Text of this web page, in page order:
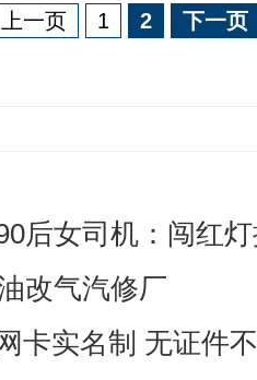
上一页 1 2 下一页
后女司机：闯红
改气汽修厂
卡实名制 无证件